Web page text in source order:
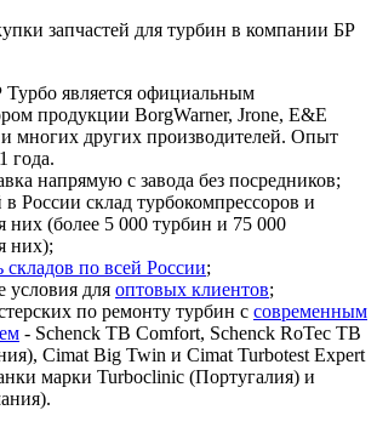
запчастей для турбин в компании БР
является официальным
продукции BorgWarner, Jrone, E&E
многих других производителей. Опыт
года.
напрямую с завода без посредников;
России склад турбокомпрессоров и
них (более 5 000 турбин и 75 000
них);
складов по всей России;
условия для оптовых клиентов;
по ремонту турбин с современным
- Schenck TB Comfort, Schenck RoTec TB
Cimat Big Twin и Cimat Turbotest Expert
марки Turboclinic (Португалия) и